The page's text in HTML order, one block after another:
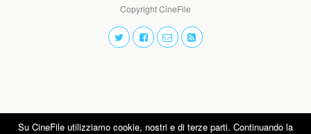
Copyright CineFile
Su CineFile utilizziamo cookie, nostri e di terze parti. Continuando la